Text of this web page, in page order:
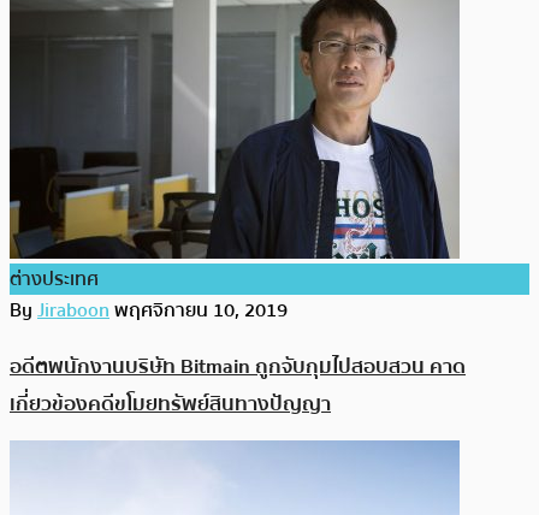
ต่างประเทศ
ByJiraboonพฤศจิกายน 10, 2019
อดีตพนักงานบริษัท Bitmain ถูกจับกุมไปสอบสวน คาด
เกี่ยวข้องคดีขโมยทรัพย์สินทางปัญญา